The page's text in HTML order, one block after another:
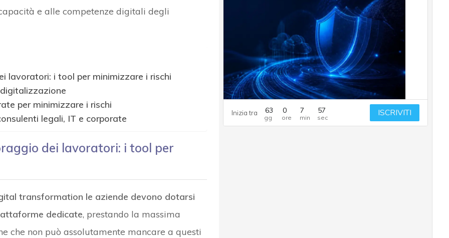
e alle competenze digitali degli
lavoratori: i tool per minimizzare i rischi
per minimizzare i rischi
legali, IT e corporate
dei lavoratori: i tool per
transformation le aziende devono dotarsi
dedicate, prestando la massima
che non può assolutamente mancare a questi
Inizia tra 63 0 7 56 ISCRIVITI